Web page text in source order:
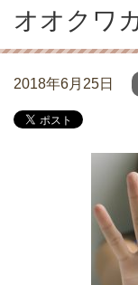
オオクワ
2018年6月25日